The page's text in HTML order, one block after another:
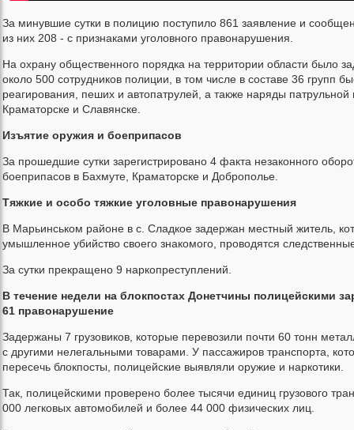
За минувшие сутки в полицию поступило 861 заявление и
из них 208 - с признаками уголовного правонарушения.
На охрану общественного порядка на территории области было
около 500 сотрудников полиции, в том числе в составе 36 групп
реагирования, пеших и автопатрулей, а также наряды патрульной
Краматорске и Славянске.
Изъятие оружия и боеприпасов
За прошедшие сутки зарегистрировано 4 факта незаконного
боеприпасов в Бахмуте, Краматорске и Доброполье.
Тяжкие и особо тяжкие уголовные правонарушения
В Марьинськом районе в с. Сладкое задержан местный житель,
умышленное убийство своего знакомого, проводятся
За сутки прекращено 9 наркопреступлений.
В течение недели на блокпостах Донетчины полицейскими
61 правонарушение
Задержаны 7 грузовиков, которые перевозили почти 60 тонн
с другими нелегальными товарами. У пассажиров транспорта,
пересечь блокпосты, полицейские выявляли оружие и наркотики.
Так, полицейскими проверено более тысячи единиц грузового
000 легковых автомобилей и более 44 000 физических лиц.